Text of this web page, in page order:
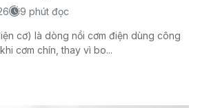
9 phút đọc
cơ) là dòng nồi cơm điện dùng công
cơm chín, thay vì bo...